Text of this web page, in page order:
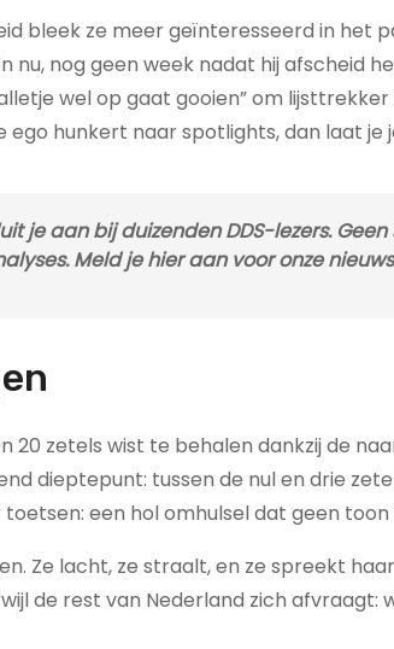
bleek ze meer geïnteresseerd in het
nu, nog geen week nadat hij afscheid
wel op gaat gooien” om
ego hunkert naar spotlights, dan laat je
je aan bij duizenden DDS-lezers.
Meld je hier aan voor onze
20 zetels wist te behalen dankzij de
dieptepunt: tussen de nul en drie
een hol omhulsel dat geen
Ze lacht, ze straalt, en ze spreekt
de rest van Nederland zich afvraagt: